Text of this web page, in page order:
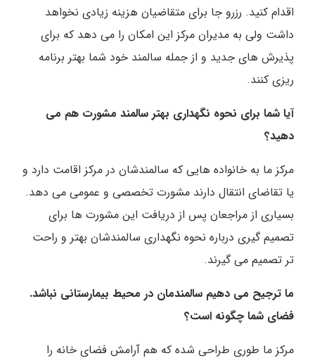
اقدام کنید. رزرو جا برای متقاضیان هزینه زیادی نخواهد
داشت ولی به مدیران مرکز این امکان را می دهد که برای
پذیرش های جدید و از جمله سالمند خود شما بهتر برنامه
ریزی کنند.
آیا شما برای نحوه نگهداری بهتر سالمند مشورت هم می
دهید؟
مرکز ما به خانواده هایی که سالمندشان در مرکز اقامت دارد و
یا تقاضای انتقال دارند مشورت تخصصی و عمومی می دهد.
بسیاری از مراجعان پس از دریافت این مشورت ها برای
تصمیم گیری درباره نحوه نگهداری سالمندشان بهتر و راحت
تر تصمیم می گیرند.
ما ترجیح می دهیم سالمندمان در محیط بیمارستانی نباشد.
فضای شما چگونه است؟
مرکز ما طوری طراحی شده که هم آرامش فضای خانه را